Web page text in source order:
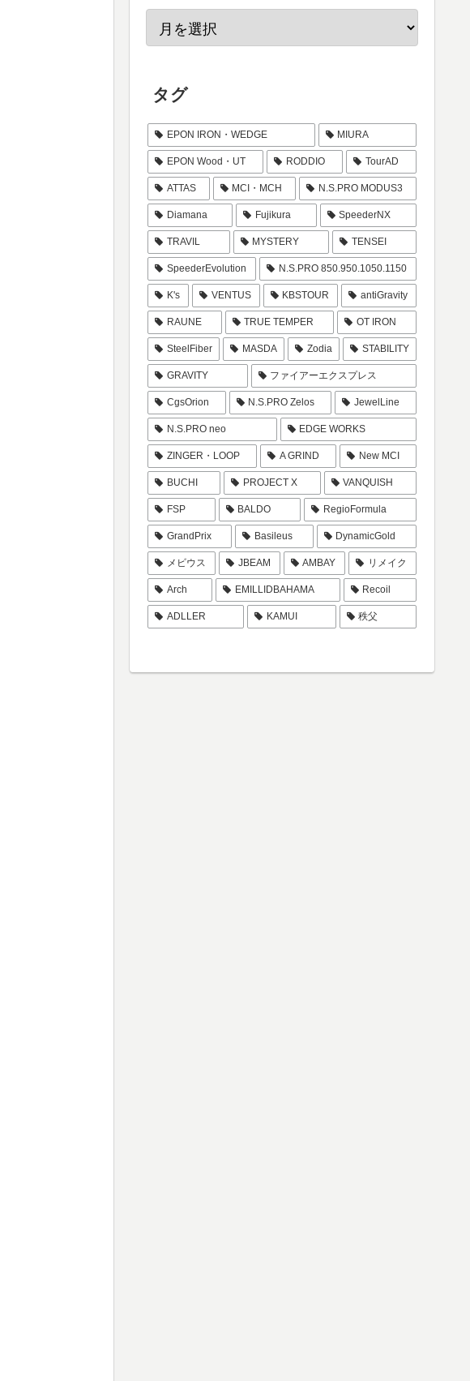
タグ
EPON IRON・WEDGE MIURA
EPON Wood・UT RODDIO TourAD
ATTAS MCI・MCH N.S.PRO MODUS3
Diamana Fujikura SpeederNX
TRAVIL MYSTERY TENSEI
SpeederEvolution N.S.PRO 850.950.1050.1150
K's VENTUS KBSTOUR antiGravity
RAUNE TRUE TEMPER OT IRON
SteelFiber MASDA Zodia STABILITY
GRAVITY ファイアーエクスプレス
CgsOrion N.S.PRO Zelos JewelLine
N.S.PRO neo EDGE WORKS
ZINGER・LOOP A GRIND New MCI
BUCHI PROJECT X VANQUISH
FSP BALDO RegioFormula
GrandPrix Basileus DynamicGold
メビウス JBEAM AMBAY リメイク
Arch EMILLIDBAHAMA Recoil
ADLLER KAMUI 秩父